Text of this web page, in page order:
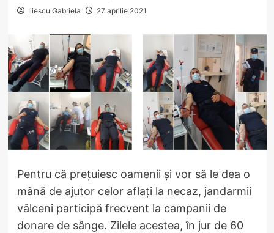
Iliescu Gabriela 27 aprilie 2021
Pentru că prețuiesc oamenii și vor să le dea o
mână de ajutor celor aflați la necaz, jandarmii
vâlceni participă frecvent la campanii de
donare de sânge. Zilele acestea, în jur de 60